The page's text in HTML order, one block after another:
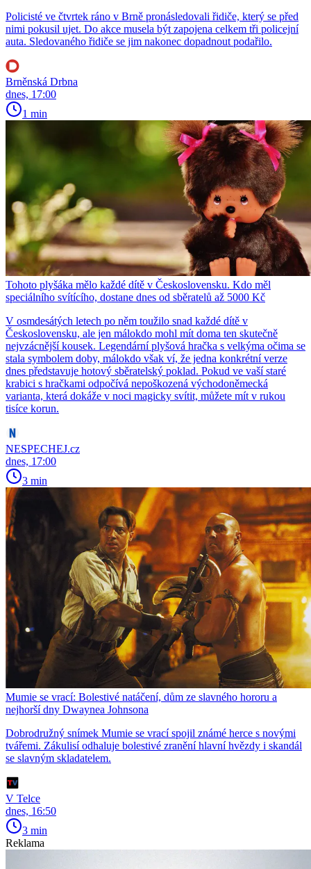
Policisté ve čtvrtek ráno v Brně pronásledovali řidiče, který se před
nimi pokusil ujet. Do akce musela být zapojena celkem tři policejní
auta. Sledovaného řidiče se jim nakonec dopadnout podařilo.
Brněnská Drbna
dnes, 17:00
1 min
Tohoto plyšáka mělo každé dítě v Československu. Kdo měl
speciálního svítícího, dostane dnes od sběratelů až 5000 Kč
V osmdesátých letech po něm toužilo snad každé dítě v
Československu, ale jen málokdo mohl mít doma ten skutečně
nejvzácnější kousek. Legendární plyšová hračka s velkýma očima se
stala symbolem doby, málokdo však ví, že jedna konkrétní verze
dnes představuje hotový sběratelský poklad. Pokud ve vaší staré
krabici s hračkami odpočívá nepoškozená východoněmecká
varianta, která dokáže v noci magicky svítit, můžete mít v rukou
tisíce korun.
NESPECHEJ.cz
dnes, 17:00
3 min
Mumie se vrací: Bolestivé natáčení, dům ze slavného hororu a
nejhorší dny Dwaynea Johnsona
Dobrodružný snímek Mumie se vrací spojil známé herce s novými
tvářemi. Zákulisí odhaluje bolestivé zranění hlavní hvězdy i skandál
se slavným skladatelem.
V Telce
dnes, 16:50
3 min
Reklama